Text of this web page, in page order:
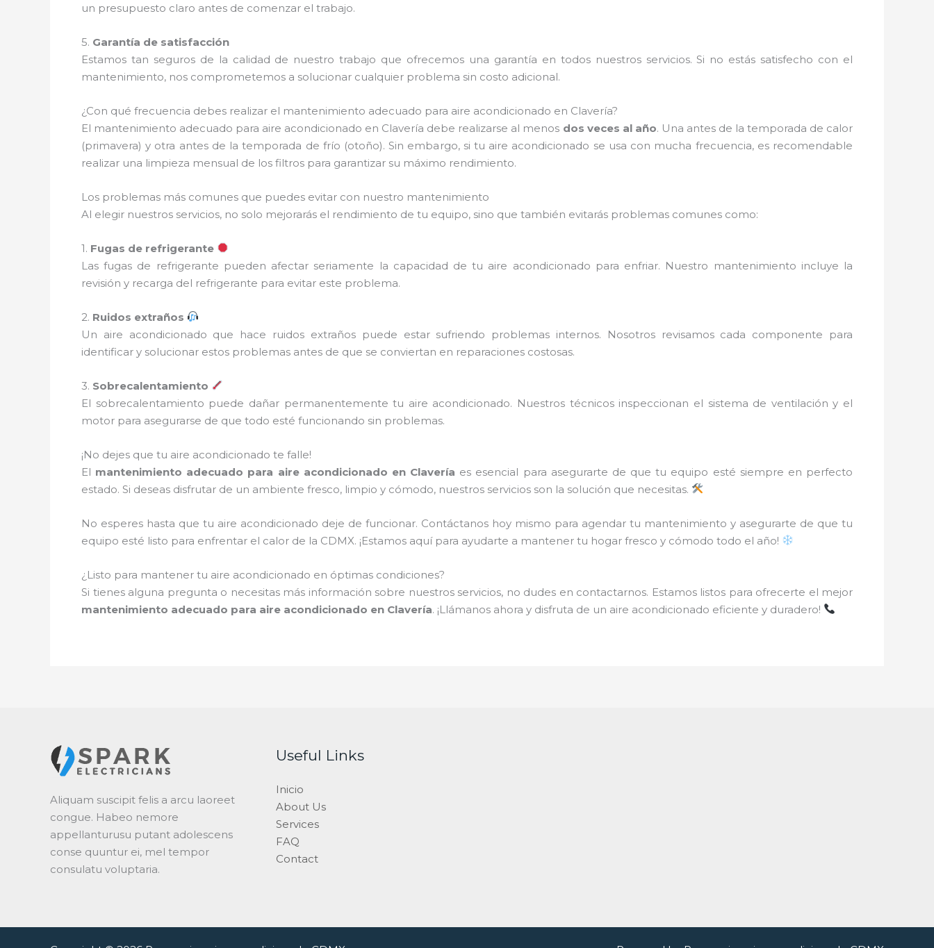
un presupuesto claro antes de comenzar el trabajo.
5. Garantía de satisfacción
Estamos tan seguros de la calidad de nuestro trabajo que ofrecemos una garantía en todos nuestros servicios. Si no estás satisfecho con el
mantenimiento, nos comprometemos a solucionar cualquier problema sin costo adicional.
¿Con qué frecuencia debes realizar el mantenimiento adecuado para aire acondicionado en Clavería?
El mantenimiento adecuado para aire acondicionado en Clavería debe realizarse al menos dos veces al año. Una antes de la temporada de calor
(primavera) y otra antes de la temporada de frío (otoño). Sin embargo, si tu aire acondicionado se usa con mucha frecuencia, es recomendable
realizar una limpieza mensual de los filtros para garantizar su máximo rendimiento.
Los problemas más comunes que puedes evitar con nuestro mantenimiento
Al elegir nuestros servicios, no solo mejorarás el rendimiento de tu equipo, sino que también evitarás problemas comunes como:
1. Fugas de refrigerante
Las fugas de refrigerante pueden afectar seriamente la capacidad de tu aire acondicionado para enfriar. Nuestro mantenimiento incluye la
revisión y recarga del refrigerante para evitar este problema.
2. Ruidos extraños
Un aire acondicionado que hace ruidos extraños puede estar sufriendo problemas internos. Nosotros revisamos cada componente para
identificar y solucionar estos problemas antes de que se conviertan en reparaciones costosas.
3. Sobrecalentamiento
El sobrecalentamiento puede dañar permanentemente tu aire acondicionado. Nuestros técnicos inspeccionan el sistema de ventilación y el
motor para asegurarse de que todo esté funcionando sin problemas.
¡No dejes que tu aire acondicionado te falle!
El mantenimiento adecuado para aire acondicionado en Clavería es esencial para asegurarte de que tu equipo esté siempre en perfecto
estado. Si deseas disfrutar de un ambiente fresco, limpio y cómodo, nuestros servicios son la solución que necesitas.
No esperes hasta que tu aire acondicionado deje de funcionar. Contáctanos hoy mismo para agendar tu mantenimiento y asegurarte de que tu
equipo esté listo para enfrentar el calor de la CDMX. ¡Estamos aquí para ayudarte a mantener tu hogar fresco y cómodo todo el año!
¿Listo para mantener tu aire acondicionado en óptimas condiciones?
Si tienes alguna pregunta o necesitas más información sobre nuestros servicios, no dudes en contactarnos. Estamos listos para ofrecerte el mejor
mantenimiento adecuado para aire acondicionado en Clavería. ¡Llámanos ahora y disfruta de un aire acondicionado eficiente y duradero!
Aliquam suscipit felis a arcu laoreet
congue. Habeo nemore
appellanturusu putant adolescens
conse quuntur ei, mel tempor
consulatu voluptaria.
Useful Links
Inicio
About Us
Services
FAQ
Contact